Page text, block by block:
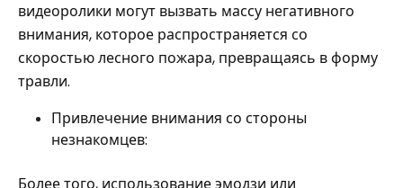
видеоролики могут вызвать массу негативного
внимания, которое распространяется со
скоростью лесного пожара, превращаясь в форму
травли.
Привлечение внимания со стороны
незнакомцев: